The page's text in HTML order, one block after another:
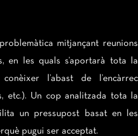
mitjançant reunions
en les quals s’aportarà tota la
l’abast de l’encàrrec
etc.). Un cop analitzada tota la
un pressupost basat en les
pugui ser acceptat.